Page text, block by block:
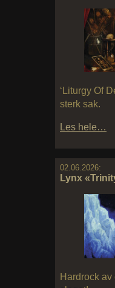
‘Liturgy Of
sterk sak.
Les hele…
02.06.2026:
Lynx
Hardrock